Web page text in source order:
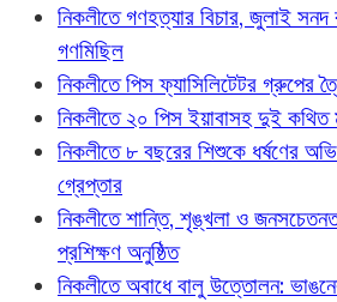
নিকলীতে গণহত্যার বিচার, জুলাই সনদ
গণমিছিল
নিকলীতে পিস ফ্যাসিলিটেটর গ্রুপের
নিকলীতে ২০ পিস ইয়াবাসহ দুই
নিকলীতে ৮ বছরের শিশুকে ধর্ষণের
গ্রেপ্তার
নিকলীতে শান্তি, শৃঙ্খলা ও
প্রশিক্ষণ অনুষ্ঠিত
নিকলীতে অবাধে বালু উত্তোলন: